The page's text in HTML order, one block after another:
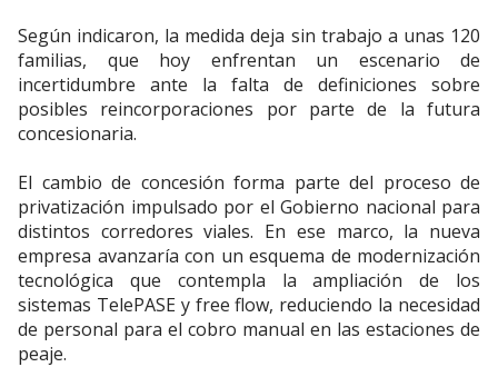
Según indicaron, la medida deja sin trabajo a unas 120
familias, que hoy enfrentan un escenario de
incertidumbre ante la falta de definiciones sobre
posibles reincorporaciones por parte de la futura
concesionaria.
El cambio de concesión forma parte del proceso de
privatización impulsado por el Gobierno nacional para
distintos corredores viales. En ese marco, la nueva
empresa avanzaría con un esquema de modernización
tecnológica que contempla la ampliación de los
sistemas TelePASE y free flow, reduciendo la necesidad
de personal para el cobro manual en las estaciones de
peaje.